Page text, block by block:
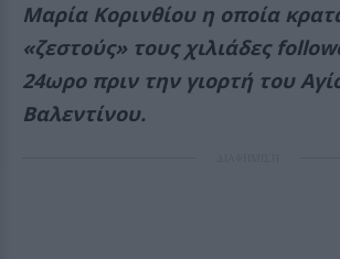
Μαρία Κορινθίου η οποία
«ζεστούς» τους χιλιάδες
24ωρο πριν την γιορτή του
Βαλεντίνου.